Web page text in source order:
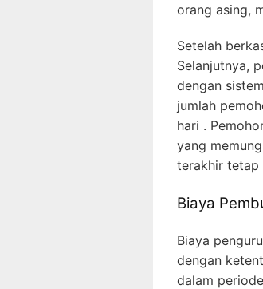
orang asing,
Setelah
Selanjutnya,
dengan
jumlah
hari .
yang
terakhir tetap
Biaya
Biaya
dengan
dalam